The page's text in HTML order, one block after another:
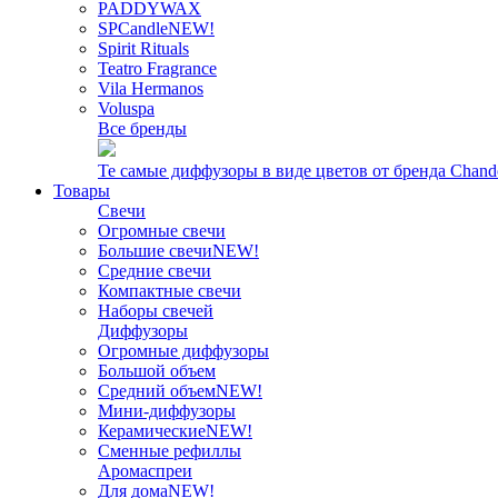
PADDYWAX
SPCandleNEW!
Spirit Rituals
Teatro Fragrance
Vila Hermanos
Voluspa
Все бренды
Те самые диффузоры в виде цветов от бренда
Товары
Свечи
Огромные свечи
Большие свечиNEW!
Средние свечи
Компактные свечи
Наборы свечей
Диффузоры
Огромные диффузоры
Большой объем
Средний объемNEW!
Мини-диффузоры
КерамическиеNEW!
Сменные рефиллы
Аромаспреи
Для домаNEW!